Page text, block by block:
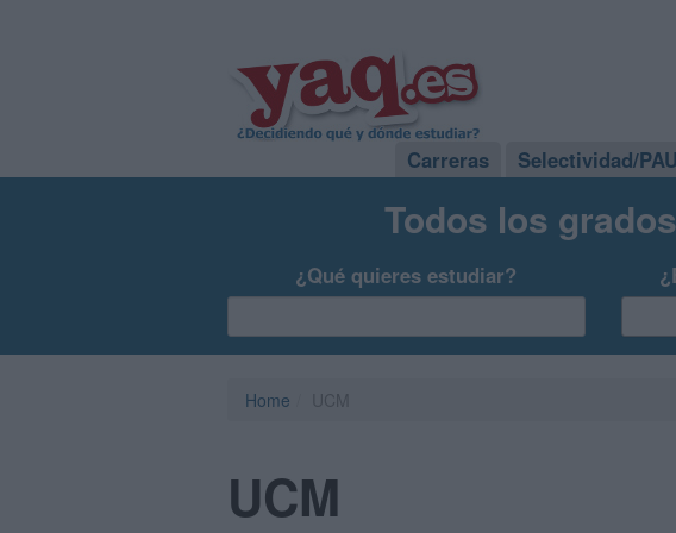
Carreras Selectividad/PAU
Todos los
¿Qué quieres estudiar?
Home
UCM